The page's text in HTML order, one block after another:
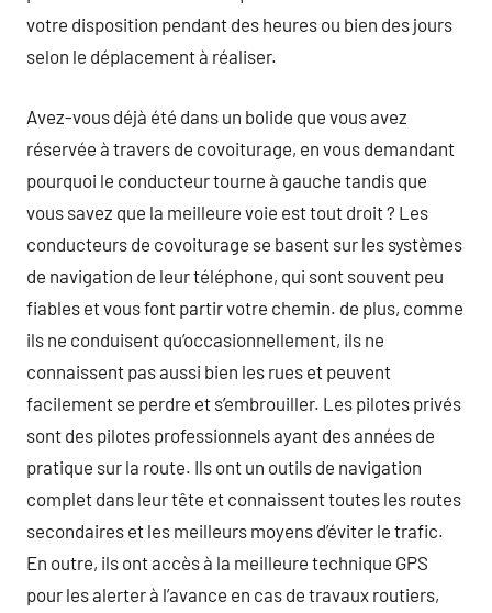
votre disposition pendant des heures ou bien des jours
selon le déplacement à réaliser.
Avez-vous déjà été dans un bolide que vous avez
réservée à travers de covoiturage, en vous demandant
pourquoi le conducteur tourne à gauche tandis que
vous savez que la meilleure voie est tout droit ? Les
conducteurs de covoiturage se basent sur les systèmes
de navigation de leur téléphone, qui sont souvent peu
fiables et vous font partir votre chemin. de plus, comme
ils ne conduisent qu’occasionnellement, ils ne
connaissent pas aussi bien les rues et peuvent
facilement se perdre et s’embrouiller. Les pilotes privés
sont des pilotes professionnels ayant des années de
pratique sur la route. Ils ont un outils de navigation
complet dans leur tête et connaissent toutes les routes
secondaires et les meilleurs moyens d’éviter le trafic.
En outre, ils ont accès à la meilleure technique GPS
pour les alerter à l’avance en cas de travaux routiers,